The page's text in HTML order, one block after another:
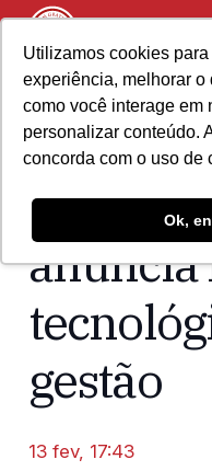
Utilizamos cookies
experiência, melhorar
como você interage em
personalizar conteúdo.
concorda com o uso de
Ok,
Home Acontece
anuncia
gestão
13 fev, 17:43